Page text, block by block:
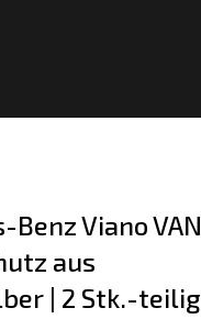
Viano VAN
aus
| 2 Stk.-teilig